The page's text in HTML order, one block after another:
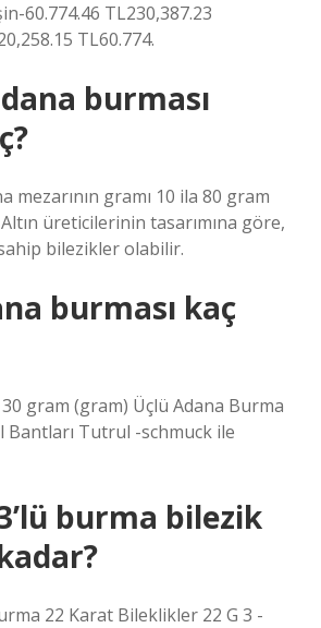
60.774.46 TL230,387.23
TL60.774.
burması
mezarının gramı 10 ila 80 gram
üreticilerinin tasarımına göre,
bilezikler olabilir.
burması kaç
gram (gram) Üçlü Adana Burma
Bantları Tutrul -schmuck ile
burma bilezik
22 Karat Bileklikler 22 G 3 -